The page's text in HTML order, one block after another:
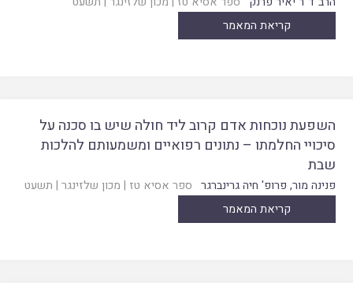
קריאת המאמר
השפעת נוכחות אדם קרוב ליד חולה שיש בו סכנה על
סיכויי החלמתו – נתונים רפואיים ומשמעותם להלכות
שבת
פנינה מור, פרופ' חיה גרינברגר ספר אסיא טז | מכון שלזינגר | תשעט
קריאת המאמר